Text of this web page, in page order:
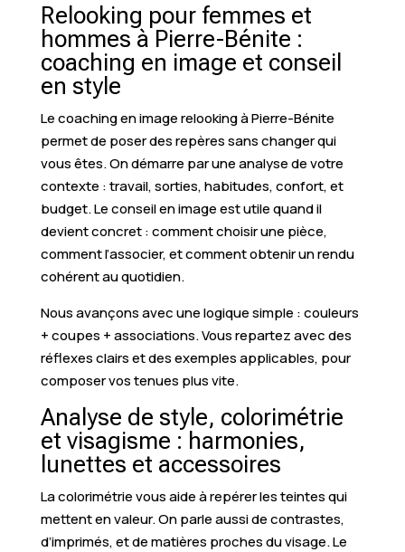
Relooking pour femmes et
hommes à Pierre-Bénite :
coaching en image et conseil
en style
Le coaching en image relooking à Pierre-Bénite
permet de poser des repères sans changer qui
vous êtes. On démarre par une analyse de votre
contexte : travail, sorties, habitudes, confort, et
budget. Le conseil en image est utile quand il
devient concret : comment choisir une pièce,
comment l’associer, et comment obtenir un rendu
cohérent au quotidien.
Nous avançons avec une logique simple : couleurs
+ coupes + associations. Vous repartez avec des
réflexes clairs et des exemples applicables, pour
composer vos tenues plus vite.
Analyse de style, colorimétrie
et visagisme : harmonies,
lunettes et accessoires
La colorimétrie vous aide à repérer les teintes qui
mettent en valeur. On parle aussi de contrastes,
d’imprimés, et de matières proches du visage. Le